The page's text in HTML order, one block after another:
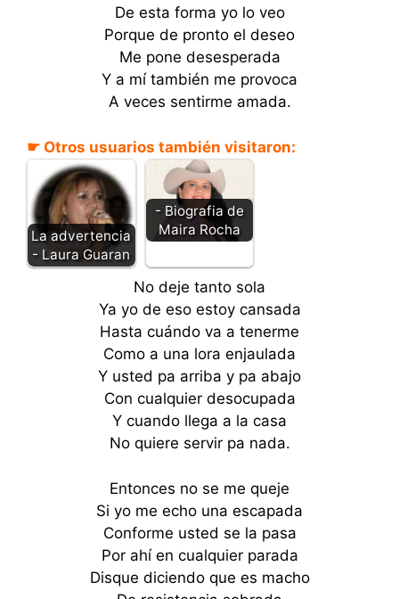
De esta forma yo lo veo
Porque de pronto el deseo
Me pone desesperada
Y a mí también me provoca
A veces sentirme amada.
☛ Otros usuarios también visitaron:
La advertencia
- Laura Guaran
- Biografia de
Maira Rocha
No deje tanto sola
Ya yo de eso estoy cansada
Hasta cuándo va a tenerme
Como a una lora enjaulada
Y usted pa arriba y pa abajo
Con cualquier desocupada
Y cuando llega a la casa
No quiere servir pa nada.
Entonces no se me queje
Si yo me echo una escapada
Conforme usted se la pasa
Por ahí en cualquier parada
Disque diciendo que es macho